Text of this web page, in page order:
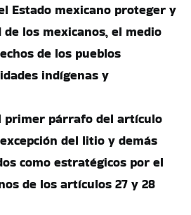
Estado mexicano proteger y
los mexicanos, el medio
de los pueblos
indígenas y
primer párrafo del artículo
del litio y demás
como estratégicos por el
de los artículos 27 y 28